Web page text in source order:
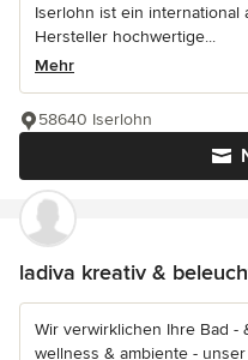
Iserlohn ist ein international
Hersteller hochwertige...
Mehr
58640 Iserlohn
ladiva kreativ &
Wir verwirklichen Ihre Bad -
wellness & ambiente -